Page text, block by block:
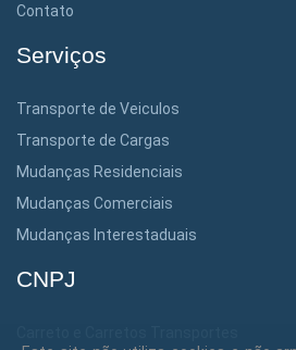
Contato
Serviços
Transporte de Veiculos
Transporte de Cargas
Mudanças Residenciais
Mudanças Comerciais
Mudanças Interestaduais
CNPJ